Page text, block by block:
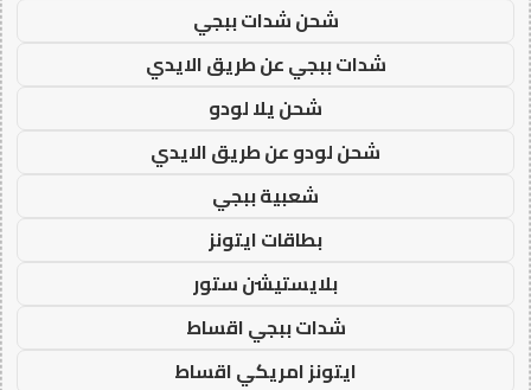
شحن شدات ببجي
شدات ببجي عن طريق الايدي
شحن يلا لودو
شحن لودو عن طريق الايدي
شعبية ببجي
بطاقات ايتونز
بلايستيشن ستور
شدات ببجي اقساط
ايتونز امريكي اقساط